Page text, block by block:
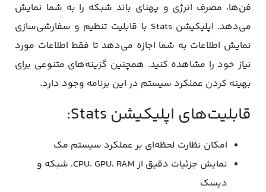
فن‌ها، مصرف انرژی و پهنای باند شبکه را به شما نمایش
می‌دهد. اپلیکیشن Stats با قابلیت تنظیم و سفارشی‌سازی
نمایش اطلاعات به شما اجازه می‌دهد تا فقط اطلاعات مورد
نیاز خود را مشاهده کنید. همچنین گزینه‌های متنوعی برای
بهینه کردن عملکرد سیستم در این برنامه وجود دارد.
قابلیت‌های اپلیکیشن Stats:
امکان نظارت لحظه‌ای بر عملکرد سیستم مک
نمایش جزئیات دقیق از CPU، GPU، RAM، شبکه و
دیسک